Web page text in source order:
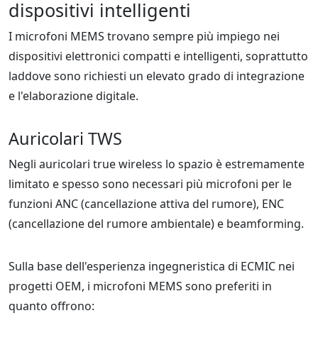
dispositivi intelligenti
I microfoni MEMS trovano sempre più impiego nei
dispositivi elettronici compatti e intelligenti, soprattutto
laddove sono richiesti un elevato grado di integrazione
e l'elaborazione digitale.
Auricolari TWS
Negli auricolari true wireless lo spazio è estremamente
limitato e spesso sono necessari più microfoni per le
funzioni ANC (cancellazione attiva del rumore), ENC
(cancellazione del rumore ambientale) e beamforming.
Sulla base dell'esperienza ingegneristica di ECMIC nei
progetti OEM, i microfoni MEMS sono preferiti in
quanto offrono: